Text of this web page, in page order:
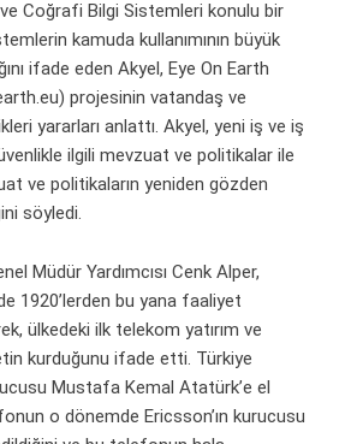
Coğrafi Bilgi Sistemleri konulu bir
kamuda kullanımının büyük
ifade eden Akyel, Eye On Earth
) projesinin vatandaş ve
yararları anlattı. Akyel, yeni iş ve iş
ilgili mevzuat ve politikalar ile
ve politikaların yeniden gözden
söyledi.
Müdür Yardımcısı Cenk Alper,
1920’lerden bu yana faaliyet
ülkedeki ilk telekom yatırım ve
kurduğunu ifade etti. Türkiye
Mustafa Kemal Atatürk’e el
o dönemde Ericsson’ın kurucusu